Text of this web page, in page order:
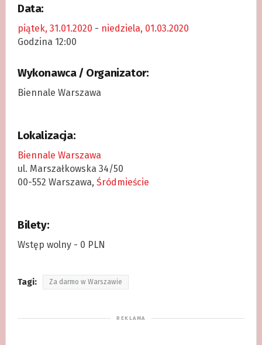
Data:
piątek, 31.01.2020 - niedziela, 01.03.2020
Godzina 12:00
Wykonawca / Organizator:
Biennale Warszawa
Lokalizacja:
Biennale Warszawa
ul. Marszałkowska 34/50
00-552 Warszawa, Śródmieście
Bilety:
Wstęp wolny - 0 PLN
Tagi: Za darmo w Warszawie